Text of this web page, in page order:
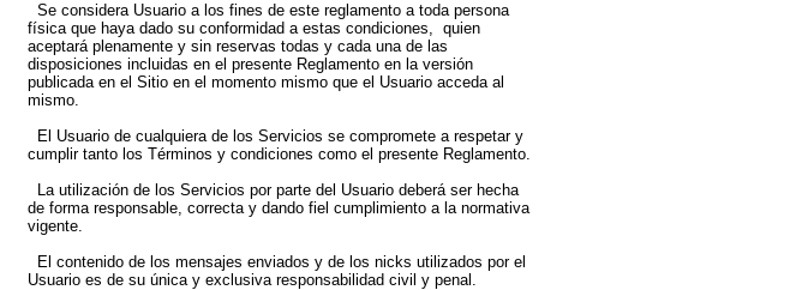
Se considera Usuario a los fines de este reglamento a toda persona
física que haya dado su conformidad a estas condiciones, quien
aceptará plenamente y sin reservas todas y cada una de las
disposiciones incluidas en el presente Reglamento en la versión
publicada en el Sitio en el momento mismo que el Usuario acceda al
mismo.
El Usuario de cualquiera de los Servicios se compromete a respetar y
cumplir tanto los Términos y condiciones como el presente Reglamento.
La utilización de los Servicios por parte del Usuario deberá ser hecha
de forma responsable, correcta y dando fiel cumplimiento a la normativa
vigente.
El contenido de los mensajes enviados y de los nicks utilizados por el
Usuario es de su única y exclusiva responsabilidad civil y penal.